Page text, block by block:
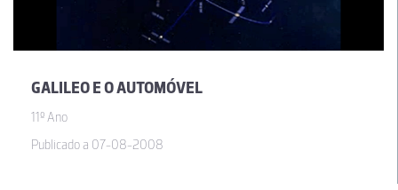
GALILEO E O AUTOMÓVEL
11º Ano
Publicado a 07-08-2008